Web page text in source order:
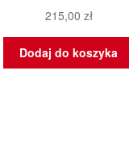
215,00 zł
Dodaj do koszyka